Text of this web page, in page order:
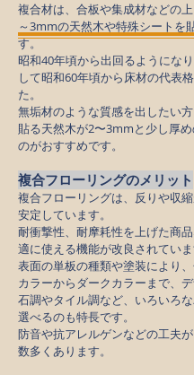
複合材は、合板や集成材などの
～3mmの天然木や特殊シートを
す。
昭和40年頃から出回るようにな
して昭和60年頃から床材の代表
た。
無垢材のような質感を出したい
貼る天然木が2〜3mmと少し厚
のがおすすめです。
複合フローリングのメリット
複合フローリングは、反りや収
安定しています。
耐衝撃性、耐摩耗性を上げた商
適に使える機能が改良されていま
表面の単板の種類や塗装により
カラーからダークカラーまで、
石調やタイル調など、いろいろ
選べるのも特長です。
防音や抗アレルゲンなどの工夫
数多くあります。